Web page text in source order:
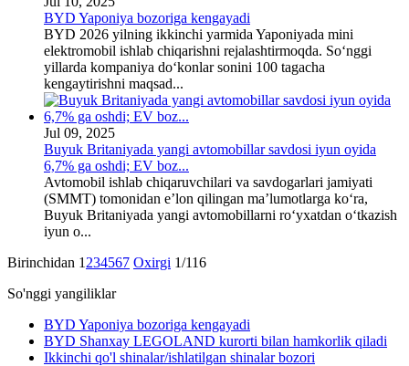
BYD Yaponiya bozoriga kengayadi
BYD 2026 yilning ikkinchi yarmida Yaponiyada mini
elektromobil ishlab chiqarishni rejalashtirmoqda. So‘nggi
yillarda kompaniya do‘konlar sonini 100 tagacha
kengaytirishni maqsad...
Jul 09, 2025
Buyuk Britaniyada yangi avtomobillar savdosi iyun oyida
6,7% ga oshdi; EV boz...
Avtomobil ishlab chiqaruvchilari va savdogarlari jamiyati
(SMMT) tomonidan eʼlon qilingan maʼlumotlarga koʻra,
Buyuk Britaniyada yangi avtomobillarni roʻyxatdan oʻtkazish
iyun o...
Birinchidan 1 234567 Oxirgi 1/116
So'nggi yangiliklar
BYD Yaponiya bozoriga kengayadi
BYD Shanxay LEGOLAND kurorti bilan hamkorlik qiladi
Ikkinchi qo'l shinalar/ishlatilgan shinalar bozori